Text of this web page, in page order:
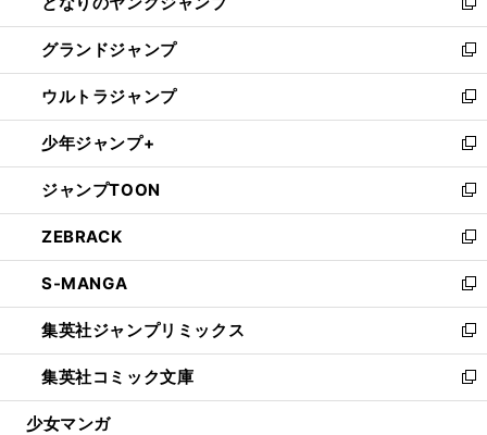
ド
ウ
で
開
く
ィ
ン
ド
ウ
で
開
く
い
ウ
ィ
ン
ド
ウ
で
開
く
新
し
い
ウ
ィ
ン
ド
ウ
で
開
く
グランドジャンプ
新
し
い
ウ
ィ
ン
ド
ウ
で
開
く
ウルトラジャンプ
新
し
い
ウ
ィ
ン
ド
ウ
で
開
く
少年ジャンプ+
新
し
い
ウ
ィ
ン
ド
ウ
で
開
く
ジャンプTOON
新
し
い
ウ
ィ
ン
ド
ウ
で
開
ZEBRACK
新
し
い
ウ
ィ
ン
ド
ウ
S-MANGA
新
し
い
ウ
ィ
ン
集英社ジャンプリミックス
新
し
い
ウ
集英社コミック文庫
新
し
少女マンガ